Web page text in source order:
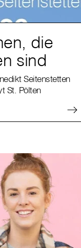
die
sind
Seitenstetten
St. Pölten